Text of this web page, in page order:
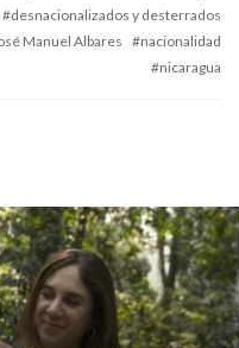
desnacionalizados y desterrados
Manuel Albares
nacionalidad
nicaragua